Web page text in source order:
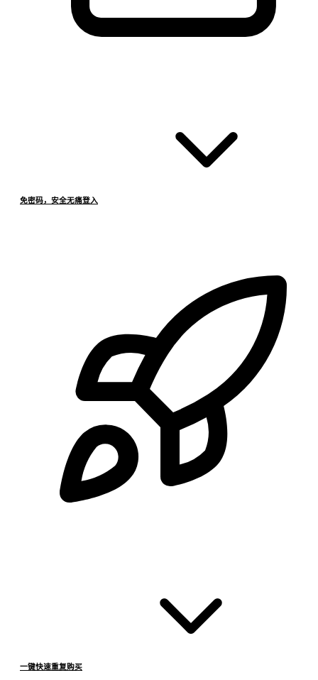
免密码，安全无痛登入
一键快速重复购买